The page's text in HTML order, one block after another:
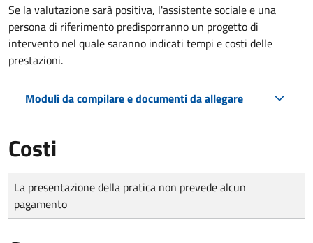
Se la valutazione sarà positiva, l'assistente sociale e una
persona di riferimento predisporranno un progetto di
intervento nel quale saranno indicati tempi e costi delle
prestazioni.
Moduli da compilare e documenti da allegare
Costi
Tipo di pagamento
Importo
La presentazione della pratica non prevede alcun
pagamento